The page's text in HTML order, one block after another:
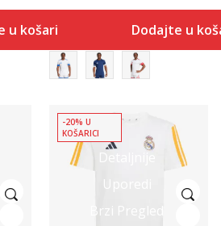
u košaricu Dodajte u
Detaljnije
Uporedi
Brzi Pregled
-20% U
KOŠARICI